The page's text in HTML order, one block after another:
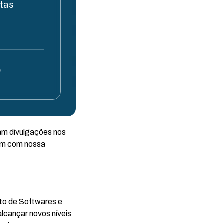
divulgações nos
com nossa
de Softwares e
novos níveis